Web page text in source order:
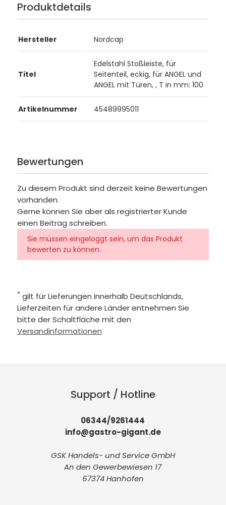
Produktdetails
Hersteller Nordcap
Titel
Edelstahl Stoßleiste, für
Seitenteil, eckig, für ANGEL und
ANGEL mit Türen, , T in mm: 100
Artikelnummer 45489995011
Bewertungen
Zu diesem Produkt sind derzeit keine Bewertungen
vorhanden.
Gerne können Sie aber als registrierter Kunde
einen Beitrag schreiben.
Sie müssen eingeloggt sein, um das Produkt
bewerten zu können.
* gilt für Lieferungen innerhalb Deutschlands,
Lieferzeiten für andere Länder entnehmen Sie
bitte der Schaltfläche mit den
Versandinformationen
Support / Hotline
06344/9261444
info@gastro-gigant.de
GSK Handels- und Service GmbH
An den Gewerbewiesen 17
67374 Hanhofen